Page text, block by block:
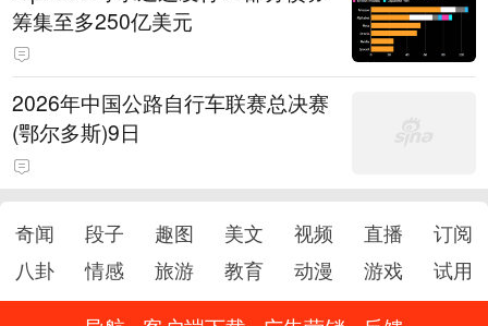
筹集至多250亿美元
2026年中国公路自行车联赛总决赛
(鄂尔多斯)9日
奇闻 段子 趣图 美文 视频 直播
订阅
八卦
情感 旅游 教育 动漫 游戏 试用